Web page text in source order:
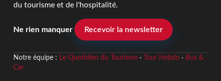
du tourisme et de l'hospitalité.
Ne rien manquer Recevoir la newsletter
Notre équipe : Le Quotidien du Tourisme· Tour Hebdo· Bus &
Car